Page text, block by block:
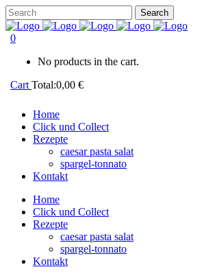
0
No products in the cart.
Cart Total:0,00 €
Home
Click und Collect
Rezepte
caesar pasta salat
spargel-tonnato
Kontakt
Home
Click und Collect
Rezepte
caesar pasta salat
spargel-tonnato
Kontakt